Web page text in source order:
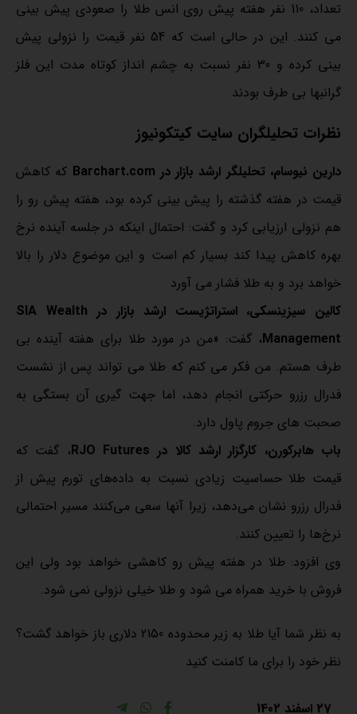
تعداد، 110 نفر هفته پیش روی انس طلا را صعودی پیش بینی
می کنند. این در حالی است که 54 نفر قیمت را نزولی پیش
بینی کرده و 30 نفر نسبت به چشم انداز کوتاه مدت این فلز
گرانبها بی طرف بودند.
نظرات تحلیلگران سایت کیتکونیوز
دارین نیوسام، تحلیلگر ارشد بازار در Barchart.com
که کاهش
قیمت در هفته گذشته را پیش بینی کرده بود، هفته پیش رو را
هم نزولی ارزیابی کرد و گفت: احتمال اینکه در جلسه آینده نرخ
بهره کاهش پیدا کند بسیار کم است و این موضوع دلار را بالا
خواهد برد و به طلا فشار می آورد
کالین سیزینسکی، استراتژیست ارشد بازار در SIA Wealth
Management، گفت: «من در مورد طلا برای هفته آینده بی
طرف هستم. من فکر می کنم که طلا می تواند پس از نشست
فدرال رزرو حرکتی انجام دهد، اما جهت گیری آن بستگی به
صحبت های جروم پاول دارد.
باب هابرکورن، کارگزار ارشد کالا در RJO Futures
، گفت که
قیمت طلا حساسیت زیادی نسبت به داده‌های تورم پیش از
فدرال رزرو نشان می‌دهد، زیرا آنها سعی می‌کنند مسیر احتمالی
نرخ‌ها را تعیین کنند.
وی افزود: طلا در هفته پیش رو کاهشی خواهد بود ولی این
فروش با خرید همراه می شود و طلا خیلی نزولی نمی شود.
به نظر شما آیا طلا به زیر محدوده 2150 دلاری باز خواهد گشت؟
نظر خود را برای ما کامنت کنید
27 اسفند 1402